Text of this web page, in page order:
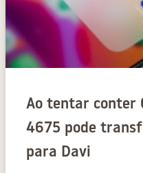
Ao tentar conter
4675 pode
para Davi